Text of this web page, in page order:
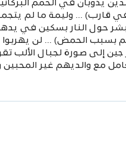
يذوبان في الحمم
في قارب) ... وليمة ما لم
حول النار بسكين
الحمض) ... لن يهربوا من
جين إلى صورة لجبال
مع والديهم غير المحبين